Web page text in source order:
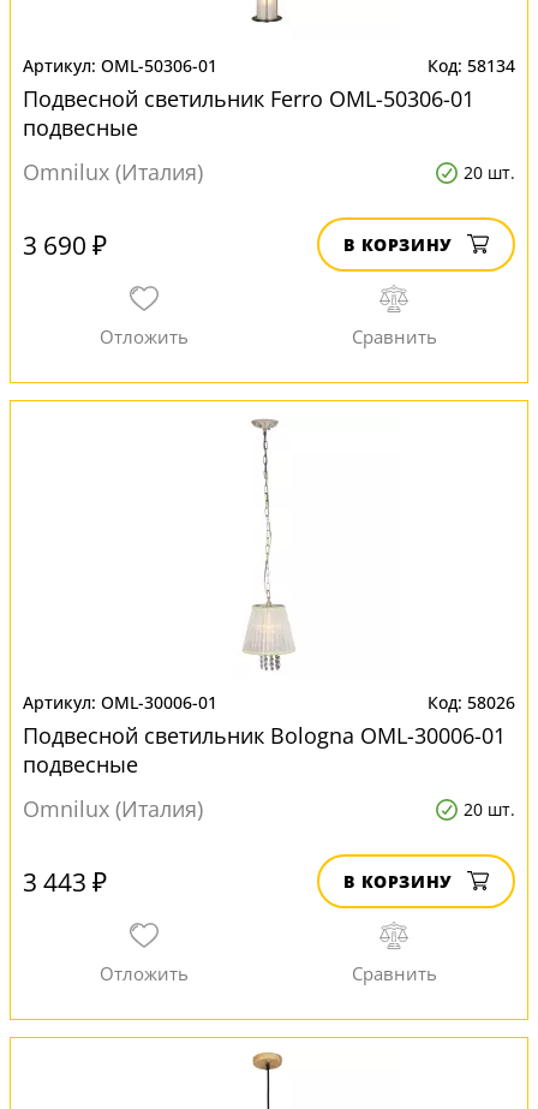
OML-50306-01 58134
Подвесной светильник Ferro OML-50306-01
подвесные
Omnilux (Италия)
20 шт.
3 690 ₽ В КОРЗИНУ
OML-30006-01 58026
Подвесной светильник Bologna OML-30006-01
подвесные
Omnilux (Италия)
20 шт.
3 443 ₽ В КОРЗИНУ